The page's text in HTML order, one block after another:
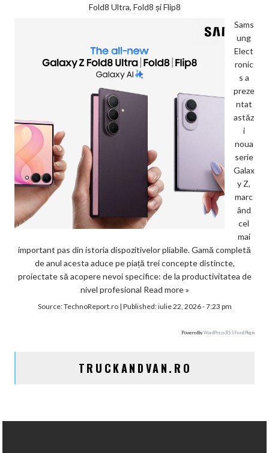
Fold8 Ultra, Fold8 și Flip8
Sams
ung
Elect
ronic
s a
preze
ntat
astăz
i
noua
serie
Galax
y Z,
marc
ând
cel
mai
important pas din istoria dispozitivelor pliabile. Gamă completă
de anul acesta aduce pe piață trei concepte distincte,
proiectate să acopere nevoi specifice: de la productivitatea de
nivel profesional Read more »
Source:TechnoReport.ro| Published:iulie 22, 2026 - 7:23 pm
Powered byWordPress RSS Feed Plugin
TRUCKANDVAN.RO